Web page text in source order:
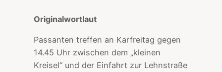
Originalwortlaut
Passanten treffen an Karfreitag gegen
14.45 Uhr zwischen dem „kleinen
Kreisel“ und der Einfahrt zur Lehnstraße